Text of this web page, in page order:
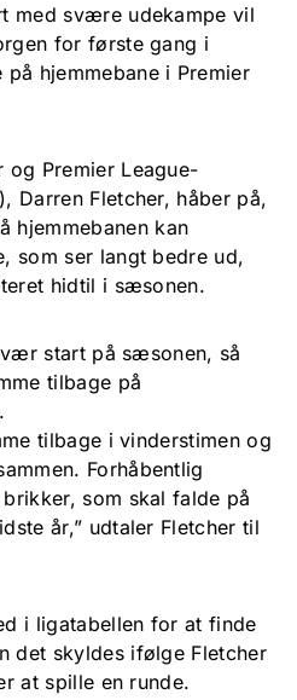
med svære udekampe vil
for første gang i
hjemmebane i Premier
og Premier League-
Darren Fletcher, håber på,
hjemmebanen kan
som ser langt bedre ud,
hidtil i sæsonen.
start på sæsonen, så
tilbage på
tilbage i vinderstimen og
Forhåbentlig
som skal falde på
år,” udtaler Fletcher til
i ligatabellen for at finde
det skyldes ifølge Fletcher
at spille en runde.